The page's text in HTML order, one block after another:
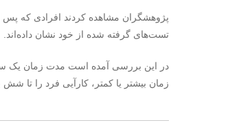
پژوهشگران مشاهده کردند افرادی که پس
تست‌های گرفته شده از خود نشان داده‌اند.
در این بررسی آمده است مدت زمان یک
زمان بیشتر یا کمتر، کارآیی فرد را تا